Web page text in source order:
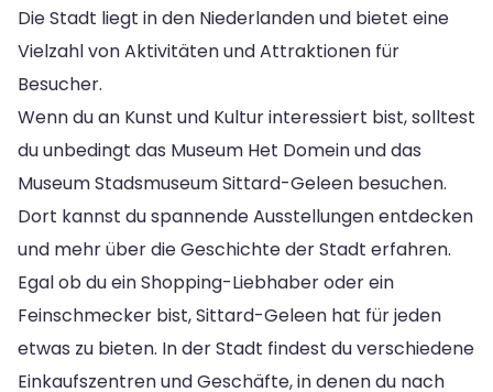
Die Stadt liegt in den Niederlanden und bietet eine
Vielzahl von Aktivitäten und Attraktionen für
Besucher.
Wenn du an Kunst und Kultur interessiert bist, solltest
du unbedingt das Museum Het Domein und das
Museum Stadsmuseum Sittard-Geleen besuchen.
Dort kannst du spannende Ausstellungen entdecken
und mehr über die Geschichte der Stadt erfahren.
Egal ob du ein Shopping-Liebhaber oder ein
Feinschmecker bist, Sittard-Geleen hat für jeden
etwas zu bieten. In der Stadt findest du verschiedene
Einkaufszentren und Geschäfte, in denen du nach